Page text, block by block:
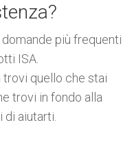
più frequenti
ISA.
trovi quello che stai
trovi in fondo alla
di aiutarti.